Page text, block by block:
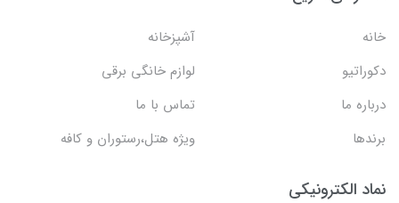
آشپزخانه
لوازم خانگی برقی
ما
تماس با ما
ویژه هتل،رستوران و کافه
الکترونیکی